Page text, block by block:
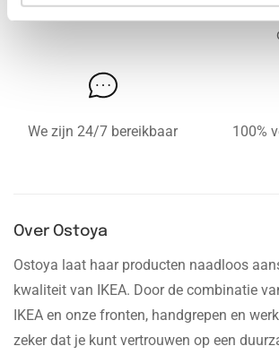
Gratis levering vanaf € 750,-
Gratis
We zijn 24/7 bereikbaar 100%
Over Ostoya
Ostoya laat haar producten naadloos
kwaliteit van IKEA. Door de combinatie
IKEA en onze fronten, handgrepen en
zeker dat je kunt vertrouwen op een